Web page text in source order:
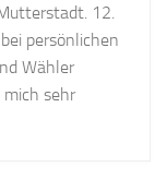
12.
persönlichen
Wähler
sehr